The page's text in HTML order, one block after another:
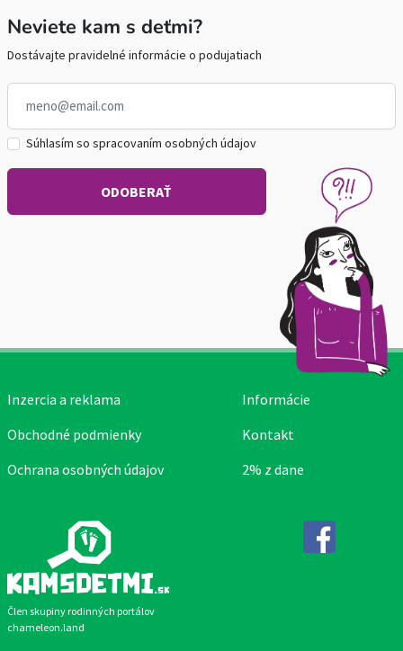
Neviete kam s deťmi?
Dostávajte pravidelné informácie o podujatiach
Súhlasím so spracovaním osobných údajov
Člen skupiny rodinných portálov
chameleon.land
Inzercia a reklama
Obchodné podmienky
Ochrana osobných údajov
Informácie
Kontakt
2% z dane